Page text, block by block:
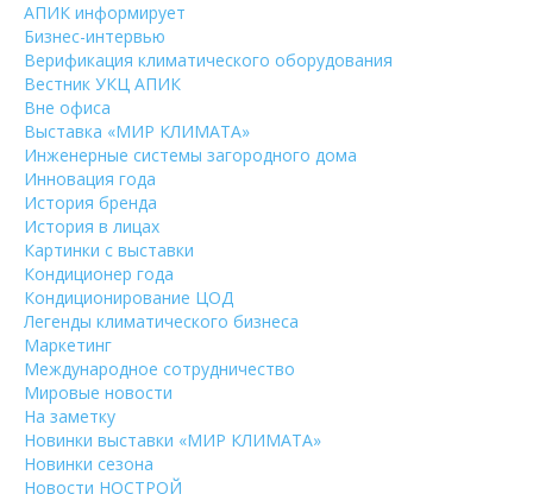
АПИК информирует
Бизнес-интервью
Верификация климатического оборудования
Вестник УКЦ АПИК
Вне офиса
Выставка «МИР КЛИМАТА»
Инженерные системы загородного дома
Инновация года
История бренда
История в лицах
Картинки с выставки
Кондиционер года
Кондиционирование ЦОД
Легенды климатического бизнеса
Маркетинг
Международное сотрудничество
Мировые новости
На заметку
Новинки выставки «МИР КЛИМАТА»
Новинки сезона
Новости НОСТРОЙ